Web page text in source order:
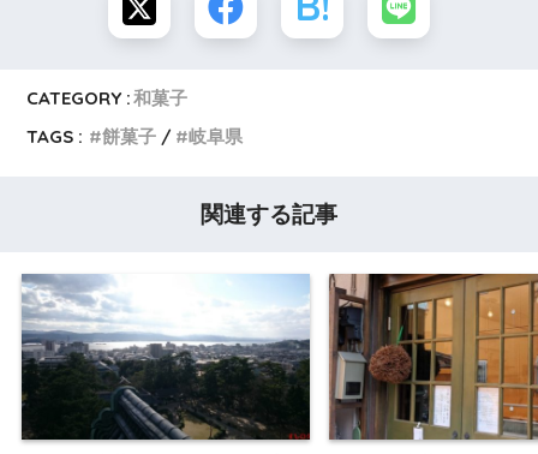
CATEGORY :和菓子
TAGS :
餅菓子 岐阜県
関連する記事